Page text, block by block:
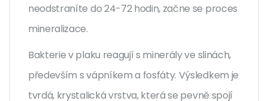
neodstraníte do 24-72 hodin, začne se proces
mineralizace.
Bakterie v plaku reagují s minerály ve slinách,
především s vápníkem a fosfáty. Výsledkem je
tvrdá, krystalická vrstva, která se pevně spojí